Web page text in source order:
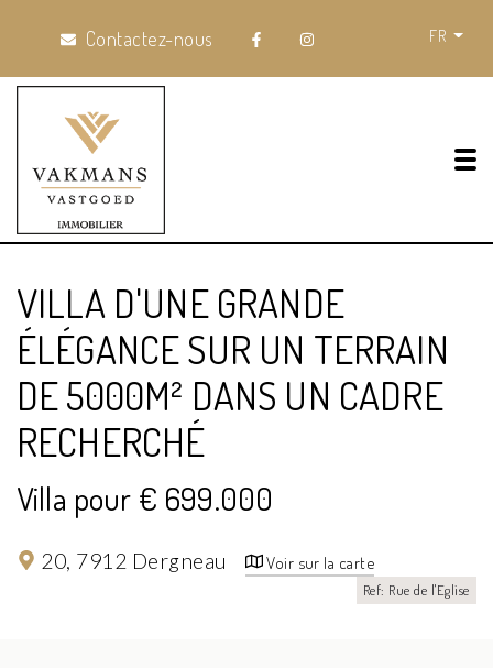
Contactez-nous FR
VILLA D'UNE GRANDE
ÉLÉGANCE SUR UN TERRAIN
DE 5000M² DANS UN CADRE
RECHERCHÉ
Villa pour € 699.000
20, 7912 Dergneau Voir sur la carte
Ref: Rue de l'Eglise